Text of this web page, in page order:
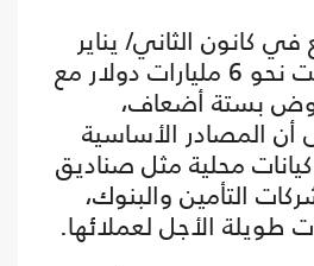
كانون الثاني/ يناير
الماضي فقد جمعت نحو 6 مليارات دولار مع
بستة أضعاف،
أن المصادر الأساسية
محلية مثل صناديق
التأمين والبنوك،
طويلة الأجل لعملائها.